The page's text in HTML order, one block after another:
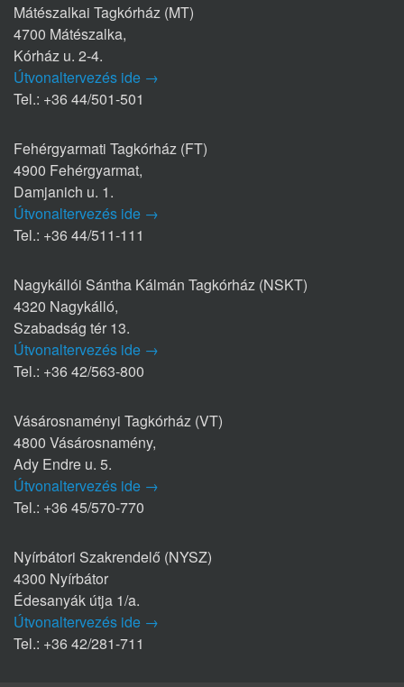
Mátészalkai Tagkórház (MT)
4700 Mátészalka,
Kórház u. 2-4.
Útvonaltervezés ide →
Tel.: +36 44/501-501
Fehérgyarmati Tagkórház (FT)
4900 Fehérgyarmat,
Damjanich u. 1.
Útvonaltervezés ide →
Tel.: +36 44/511-111
Nagykállói Sántha Kálmán Tagkórház (NSKT)
4320 Nagykálló,
Szabadság tér 13.
Útvonaltervezés ide →
Tel.: +36 42/563-800
Vásárosnaményi Tagkórház (VT)
4800 Vásárosnamény,
Ady Endre u. 5.
Útvonaltervezés ide →
Tel.: +36 45/570-770
Nyírbátori Szakrendelő (NYSZ)
4300 Nyírbátor
Édesanyák útja 1/a.
Útvonaltervezés ide →
Tel.: +36 42/281-711